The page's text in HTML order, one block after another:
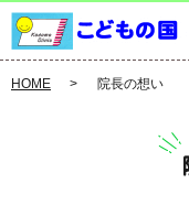
HOME 院長の想い